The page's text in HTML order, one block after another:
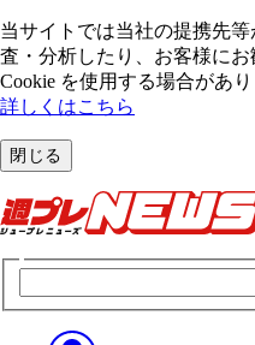
当サイトでは当社の提携先
査・分析したり、お客様に
Cookie を使⽤する場合があり
詳しくはこちら
閉じる